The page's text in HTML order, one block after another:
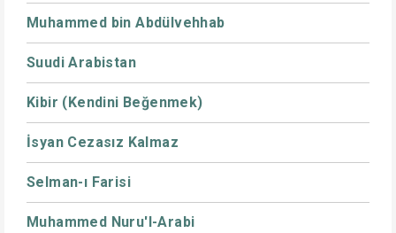
Muhammed bin Abdülvehhab
Suudi Arabistan
Kibir (Kendini Beğenmek)
İsyan Cezasız Kalmaz
Selman-ı Farisi
Muhammed Nuru'l-Arabi